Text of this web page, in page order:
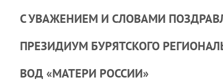
С УВАЖЕНИЕМ И СЛОВАМИ
ПРЕЗИДИУМ БУРЯТСКОГО
ВОД «МАТЕРИ РОССИИ»